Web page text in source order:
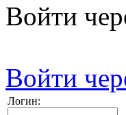
Войти
Войти
Логин: